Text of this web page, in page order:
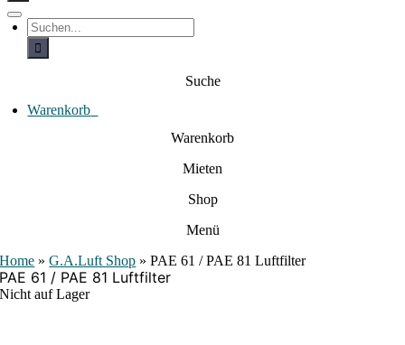
hT
o
a
S
u
h
c
h
Suche
Warenkorb
Warenkorb
Mieten
Shop
Menü
Home »G.A.Luft Shop »PAE 61 / PAE 81 Luftfilter
PAE 61 / PAE 81 Luftfilter
Nicht auf Lager